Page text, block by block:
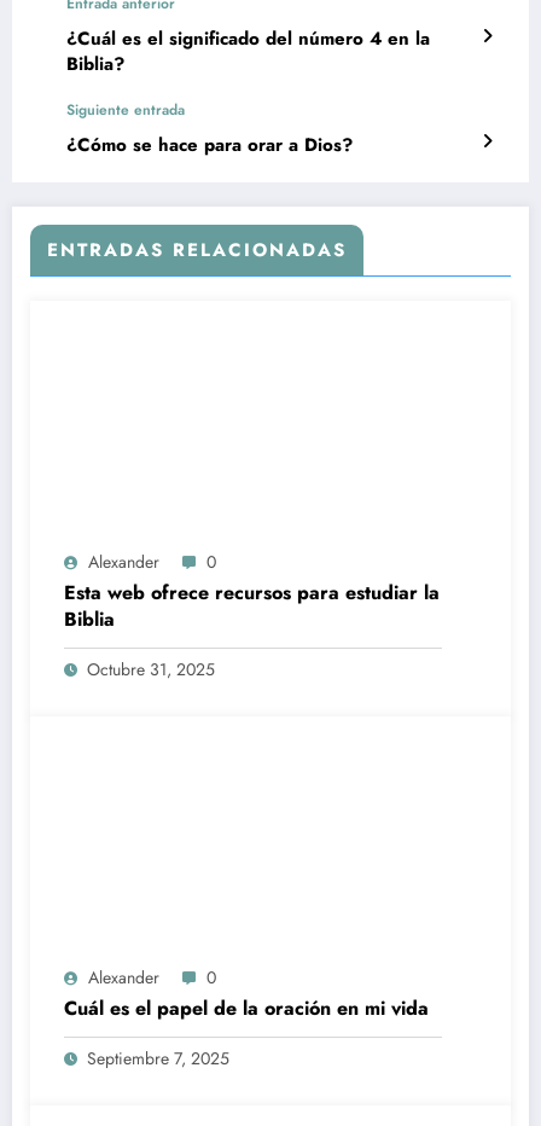
¿Cuál es el significado del número 4 en la
Biblia?
Siguiente entrada
¿Cómo se hace para orar a Dios?
ENTRADAS RELACIONADAS
Alexander 0
Esta web ofrece recursos para estudiar la
Biblia
Octubre 31, 2025
Alexander 0
Cuál es el papel de la oración en mi vida
Septiembre 7, 2025